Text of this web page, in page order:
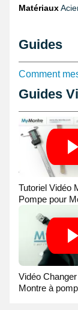
Matériaux
Guides
Comment
Guides
Tutoriel Vidéo
Pompe pour
Vidéo
Montre à